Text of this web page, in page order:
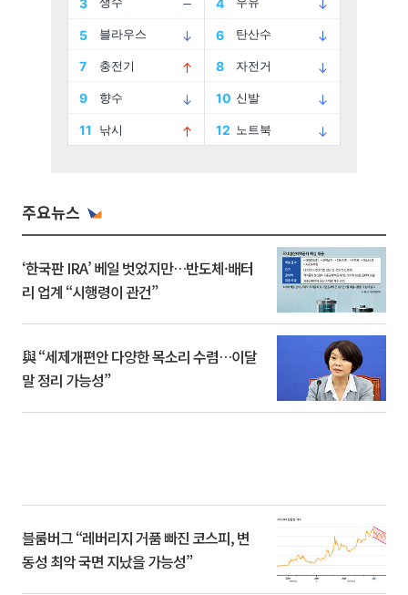
주요뉴스
‘한국판 IRA’ 베일 벗었지만…반도체·배터
리 업계 “시행령이 관건”
與 “세제개편안 다양한 목소리 수렴…이달
말 정리 가능성”
블룸버그 “레버리지 거품 빠진 코스피, 변
동성 최악 국면 지났을 가능성”